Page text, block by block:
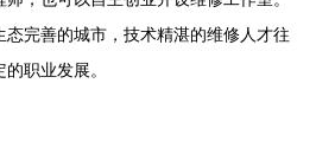
完善的城市，技术精湛的维修人才往
职业发展。